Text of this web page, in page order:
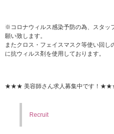
※コロナウィルス感染予防の為、スタッ
願い致します。
またクロス・フェイスマスク等使い回
に抗ウィルス剤を使用しております。
★★★ 美容師さん求人募集中です！
Recruit